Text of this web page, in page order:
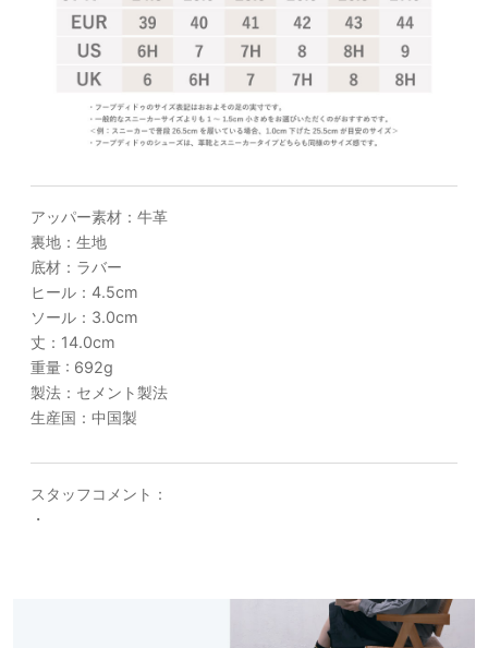
アッパー素材：牛革
裏地：生地
底材：ラバー
ヒール：4.5cm
ソール：3.0cm
丈：14.0cm
重量 : 692g
製法：セメント製法
生産国：中国製
スタッフコメント：
・